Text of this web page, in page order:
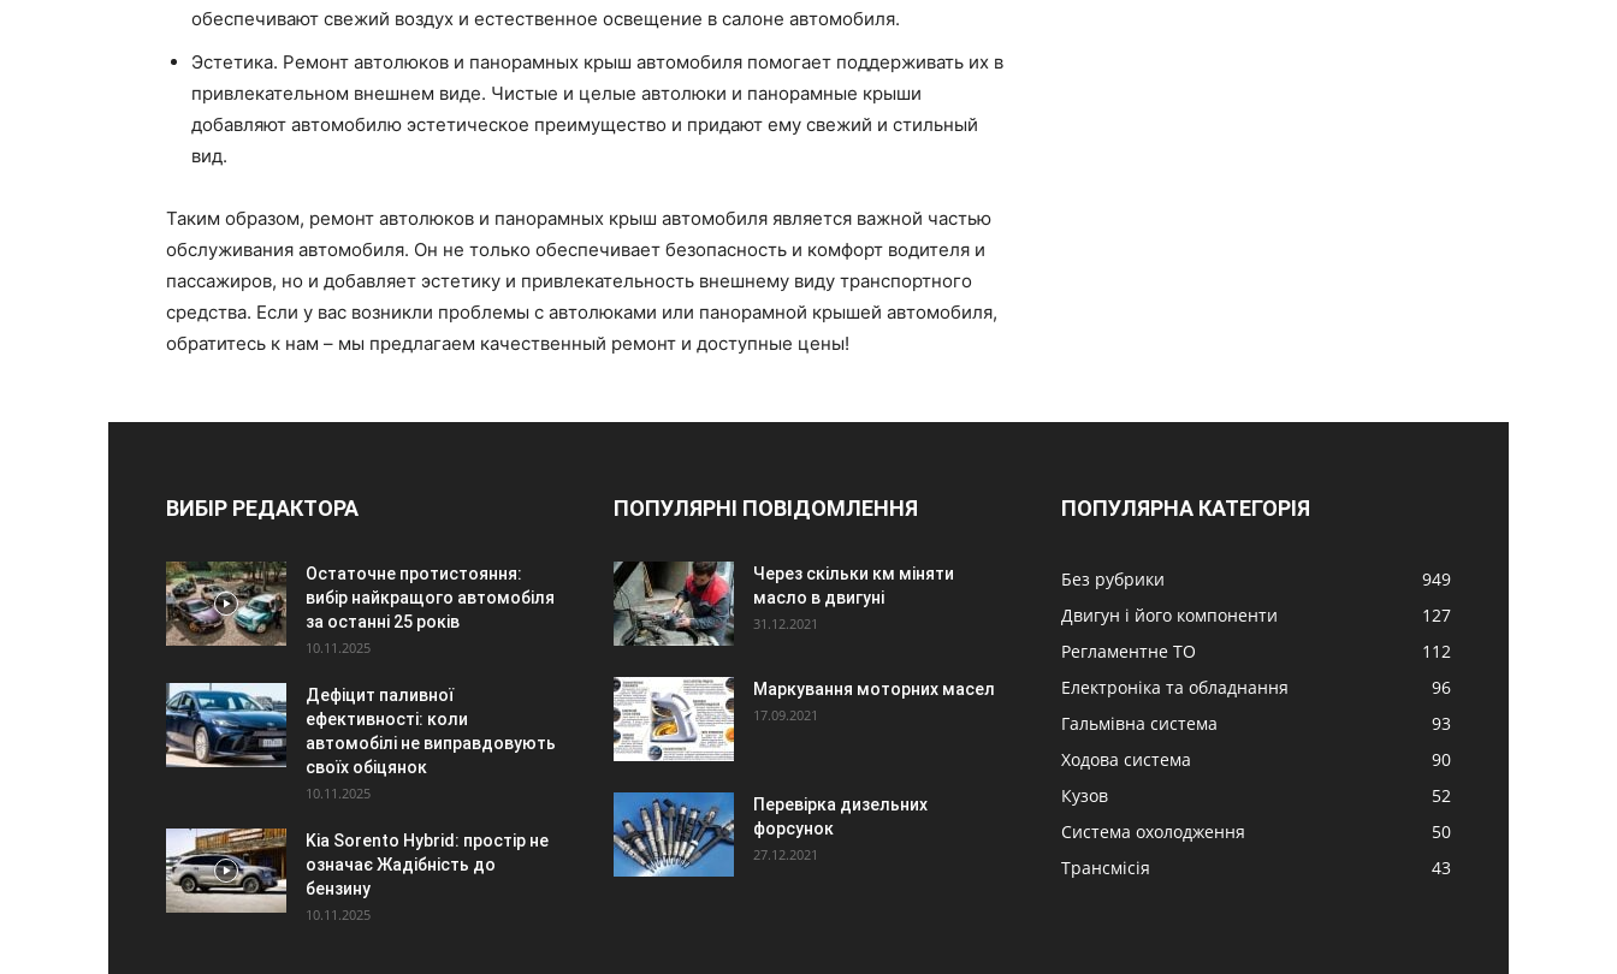
обеспечивают свежий воздух и естественное освещение в салоне автомобиля.
Эстетика. Ремонт автолюков и панорамных крыш автомобиля помогает поддерживать их в
привлекательном внешнем виде. Чистые и целые автолюки и панорамные крыши
добавляют автомобилю эстетическое преимущество и придают ему свежий и стильный
вид.
Таким образом, ремонт автолюков и панорамных крыш автомобиля является важной частью
обслуживания автомобиля. Он не только обеспечивает безопасность и комфорт водителя и
пассажиров, но и добавляет эстетику и привлекательность внешнему виду транспортного
средства. Если у вас возникли проблемы с автолюками или панорамной крышей автомобиля,
обратитесь к нам – мы предлагаем качественный ремонт и доступные цены!
ВИБІР РЕДАКТОРА
Остаточне протистояння:
вибір найкращого автомобіля
за останні 25 років
10.11.2025
Дефіцит паливної
ефективності: коли
автомобілі не виправдовують
своїх обіцянок
10.11.2025
Kia Sorento Hybrid: простір не
означає Жадібність до
бензину
10.11.2025
ПОПУЛЯРНІ ПОВІДОМЛЕННЯ
Через скільки км міняти
масло в двигуні
31.12.2021
Маркування моторних масел
17.09.2021
Перевірка дизельних
форсунок
27.12.2021
ПОПУЛЯРНА КАТЕГОРІЯ
Без рубрики
949
Двигун і його компоненти
127
Регламентне ТО
112
Електроніка та обладнання
96
Гальмівна система
93
Ходова система
90
Кузов
52
Система охолодження
50
Трансмісія
43